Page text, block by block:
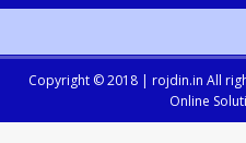
Copyright © 2018 | rojdin.in All
Online